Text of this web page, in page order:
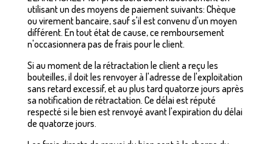
utilisant un des moyens de paiement suivants: Chèque
ou virement bancaire, sauf s'il est convenu d'un moyen
différent. En tout état de cause, ce remboursement
n'occasionnera pas de frais pour le client.
Si au moment de la rétractation le client a reçu les
bouteilles, il doit les renvoyer à l'adresse de l'exploitation
sans retard excessif, et au plus tard quatorze jours après
sa notification de rétractation. Ce délai est réputé
respecté si le bien est renvoyé avant l'expiration du délai
de quatorze jours.